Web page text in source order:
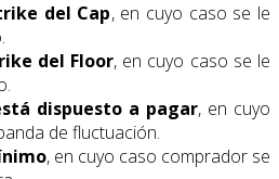
del Cap, en cuyo caso se le
del Floor, en cuyo caso se le
dispuesto a pagar, en cuyo
de fluctuación.
, en cuyo caso comprador se